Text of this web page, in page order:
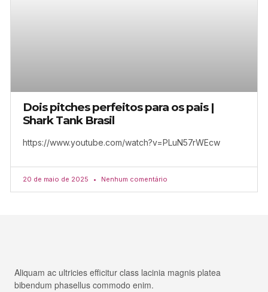
Dois pitches perfeitos para os pais |
Shark Tank Brasil
https://www.youtube.com/watch?v=PLuN57rWEcw
20 de maio de 2025 Nenhum comentário
Aliquam ac ultricies efficitur class lacinia magnis platea
bibendum phasellus commodo enim.